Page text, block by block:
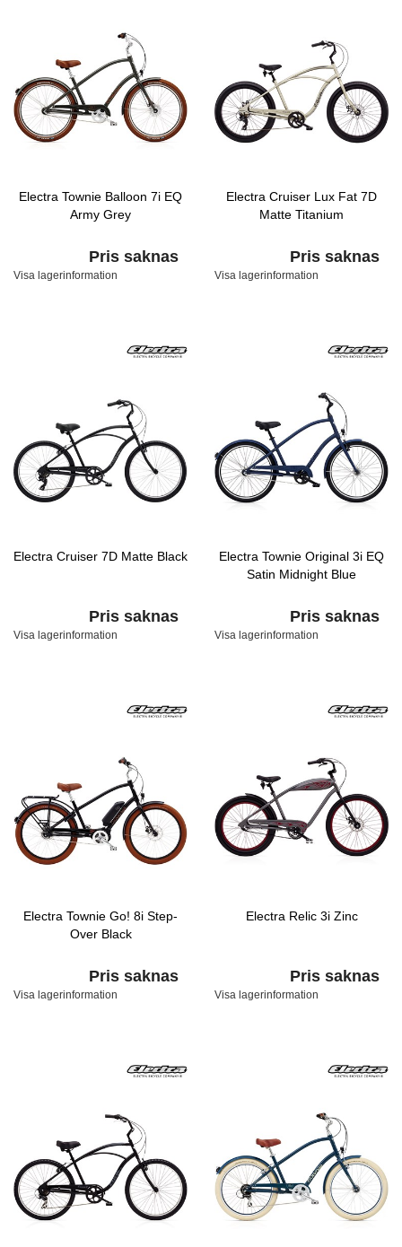
Electra Townie Balloon 7i EQ
Army Grey
Pris saknas
Visa lagerinformation
Electra Cruiser Lux Fat 7D
Matte Titanium
Pris saknas
Visa lagerinformation
Electra Cruiser 7D Matte Black
Pris saknas
Visa lagerinformation
Electra Townie Original 3i EQ
Satin Midnight Blue
Pris saknas
Visa lagerinformation
Electra Townie Go! 8i Step-
Over Black
Pris saknas
Visa lagerinformation
Electra Relic 3i Zinc
Pris saknas
Visa lagerinformation